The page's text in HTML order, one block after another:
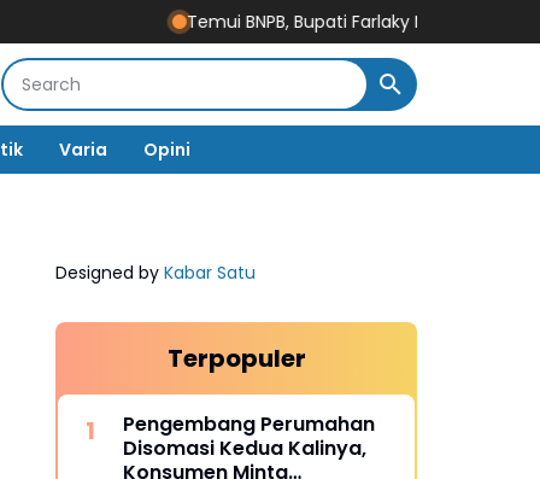
Temui BNPB, Bupati Farlaky Minta Percepatan
Varia Opini
Designed by Kabar Satu
Terpopuler
Pengembang Perumahan
Disomasi Kedua Kalinya,
Konsumen Minta